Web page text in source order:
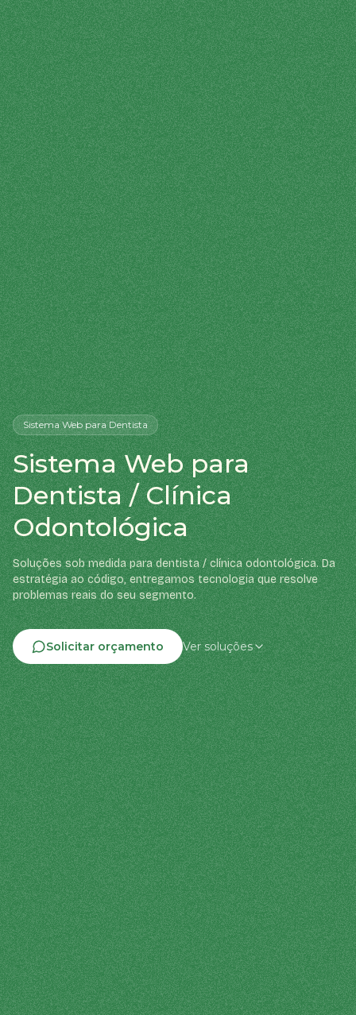
Sistema Web para Dentista
Sistema Web para
Dentista / Clínica
Odontológica
Soluções sob medida para dentista / clínica odontológica. Da
estratégia ao código, entregamos tecnologia que resolve
problemas reais do seu segmento.
Solicitar orçamento Ver soluções